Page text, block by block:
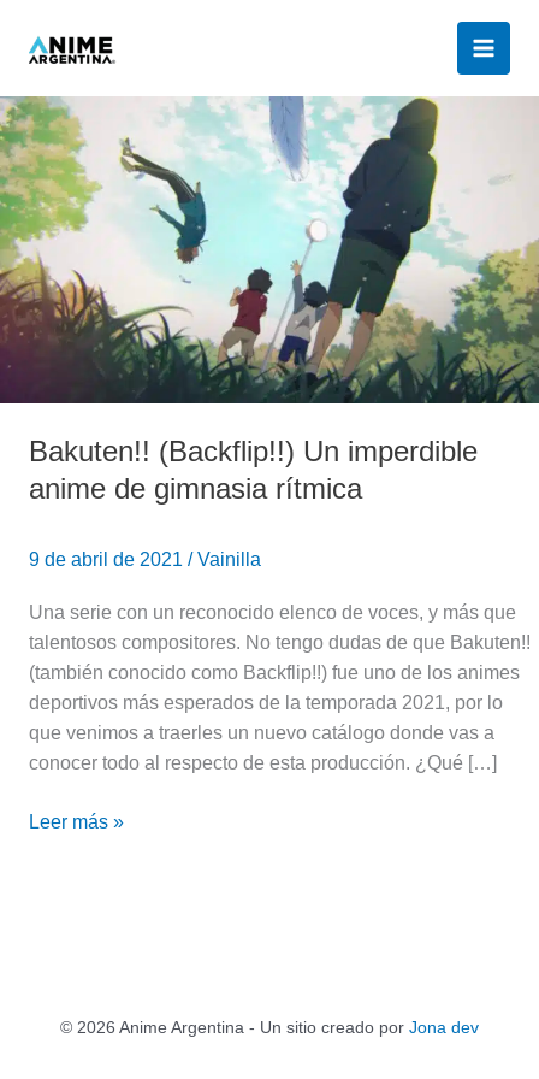
Bakuten!! (Backflip!!) Un imperdible
anime de gimnasia rítmica
9 de abril de 2021 / Vainilla
Una serie con un reconocido elenco de voces, y más que
talentosos compositores. No tengo dudas de que Bakuten!!
(también conocido como Backflip!!) fue uno de los animes
deportivos más esperados de la temporada 2021, por lo
que venimos a traerles un nuevo catálogo donde vas a
conocer todo al respecto de esta producción. ¿Qué […]
Bakuten!!
(Backflip!!)
Un
imperdible
anime
de
gimnasia
rítmica
Leer más »
© 2026 Anime Argentina - Un sitio creado por Jona dev